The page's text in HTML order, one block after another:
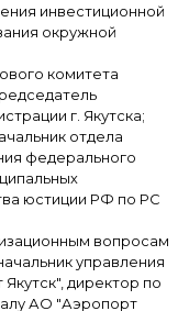
инвестиционной
окружной
комитета
г. Якутска;
отдела
федерального
юстиции РФ по РС
вопросам
управления
директор по
АО "Аэропорт